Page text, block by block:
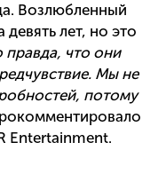
Возлюбленный
лет, но это
правда, что они
Мы не
потому
Entertainment.